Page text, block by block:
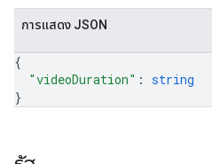
การแสดง JSON
{
"videoDuration" : string
}